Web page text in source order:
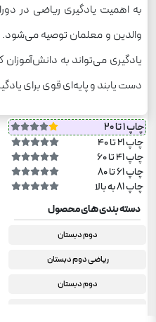
به اهمیت یادگیری ریاضی در
والدین و معلمان توصیه می‌شود.
یادگیری می‌تواند به
دست یابند و پایه‌ای قوی برای
چاپ 1 تا 20
چاپ 21 تا 40
چاپ 41 تا 60
چاپ 61 تا 80
چاپ 81 به بالا
دسته بندی های محصول
دوم دبستان
ریاضی دوم دبستان
دوم دبستان